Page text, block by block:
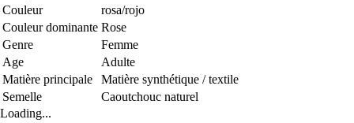
Couleur
rosa/rojo
Couleur dominante Rose
Genre
Femme
Age
Adulte
Matière principale
Matière synthétique / textile
Semelle
Caoutchouc naturel
Loading...